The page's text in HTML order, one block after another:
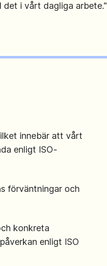
det i vårt dagliga arbete."
innebär att vårt
enligt ISO-
förväntningar och
konkreta
enligt ISO